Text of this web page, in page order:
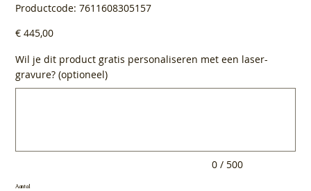
Productcode: Productcode
7611608305157
7611608305157
Prijs
€ 445,00
Wil je dit product gratis personaliseren met een laser-
gravure? (optioneel)
0 / 500
Aantal